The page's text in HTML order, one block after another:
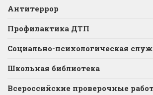
Антитеррор
Профилактика ДТП
Социально-психологическая
Школьная библиотека
Всероссийские проверочные